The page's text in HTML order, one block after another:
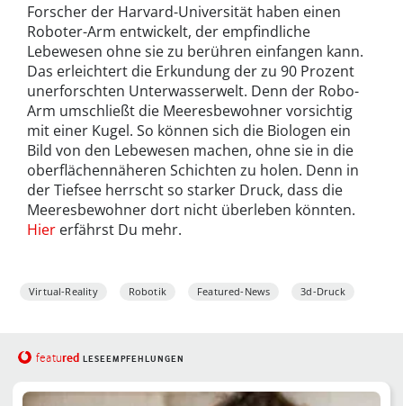
Forscher der Harvard-Universität haben einen
Roboter-Arm entwickelt, der empfindliche
Lebewesen ohne sie zu berühren einfangen kann.
Das erleichtert die Erkundung der zu 90 Prozent
unerforschten Unterwasserwelt. Denn der Robo-
Arm umschließt die Meeresbewohner vorsichtig
mit einer Kugel. So können sich die Biologen ein
Bild von den Lebewesen machen, ohne sie in die
oberflächennäheren Schichten zu holen. Denn in
der Tiefsee herrscht so starker Druck, dass die
Meeresbewohner dort nicht überleben könnten.
Hier erfährst Du mehr.
Virtual-Reality Robotik Featured-News 3d-Druck
featured LESEEMPFEHLUNGEN